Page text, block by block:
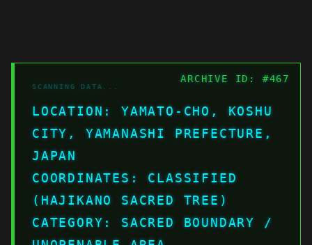
ARCHIVE ID: #467
LOCATION: YAMATO-CHO, KOSHU
CITY, YAMANASHI PREFECTURE,
JAPAN
COORDINATES: CLASSIFIED
(HAJIKANO SACRED TREE)
CATEGORY: SACRED BOUNDARY /